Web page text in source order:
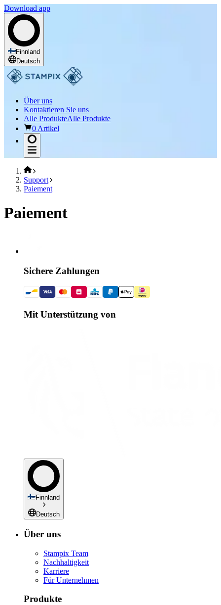
Download app
Finnland
Deutsch
Über uns
Kontaktieren Sie uns
Alle ProdukteAlle Produkte
0 Artikel
Support
Paiement
Paiement
Sichere Zahlungen
Mit Unterstützung von
Finnland
Deutsch
Über uns
Stampix Team
Nachhaltigkeit
Karriere
Für Unternehmen
Produkte